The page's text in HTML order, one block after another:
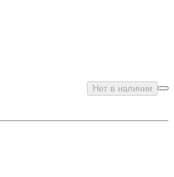
Нет в наличии